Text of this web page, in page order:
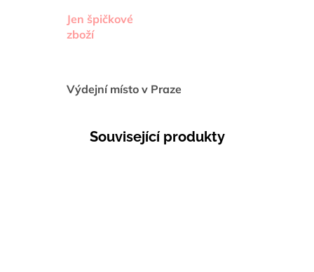
Jen špičkové
zboží
Výdejní místo v Praze
Související produkty